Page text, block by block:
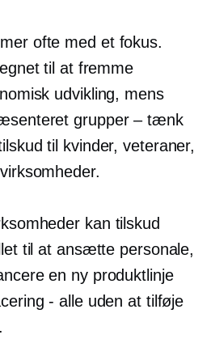
ofte med et fokus.
til at fremme
udvikling, mens
grupper – tænk
til kvinder, veteraner,
virksomheder.
kan tilskud
til at ansætte personale,
en ny produktlinje
- alleuden at tilføje